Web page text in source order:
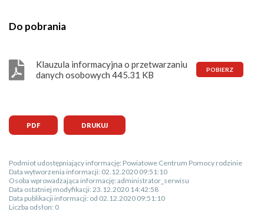
Do pobrania
Klauzula informacyjna o przetwarzaniu
danych osobowych 445.31 KB
PDF DRUKUJ
Podmiot udostępniający informację: Powiatowe Centrum Pomocy rodzinie
Data wytworzenia informacji: 02.12.2020 09:51:10
Osoba wprowadzająca informację: administrator_serwisu
Data ostatniej modyfikacji: 23.12.2020 14:42:58
Data publikacji informacji: od 02.12.2020 09:51:10
Liczba odsłon: 0